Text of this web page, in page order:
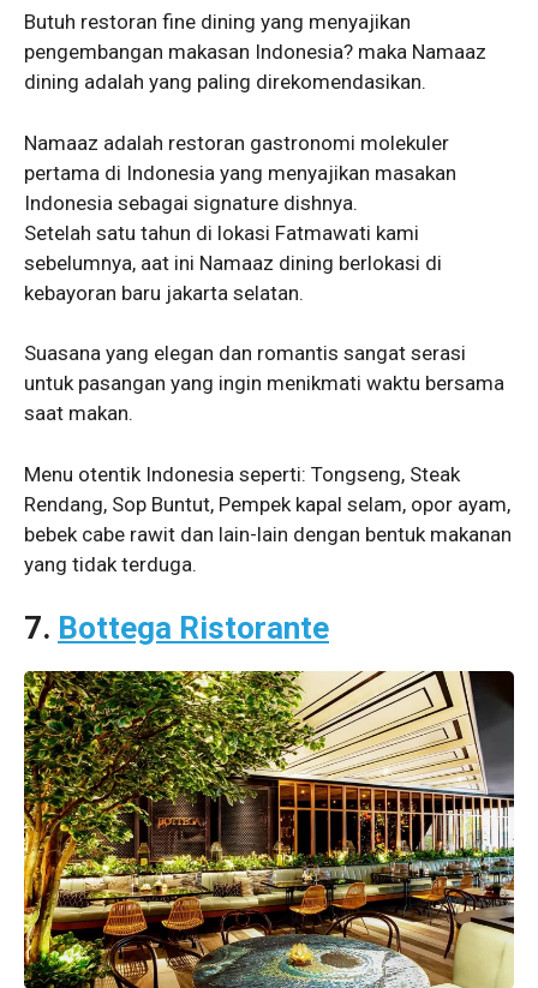
Butuh restoran fine dining yang menyajikan
pengembangan makasan Indonesia? maka Namaaz
dining adalah yang paling direkomendasikan.
Namaaz adalah restoran gastronomi molekuler
pertama di Indonesia yang menyajikan masakan
Indonesia sebagai signature dishnya.
Setelah satu tahun di lokasi Fatmawati kami
sebelumnya, aat ini Namaaz dining berlokasi di
kebayoran baru jakarta selatan.
Suasana yang elegan dan romantis sangat serasi
untuk pasangan yang ingin menikmati waktu bersama
saat makan.
Menu otentik Indonesia seperti: Tongseng, Steak
Rendang, Sop Buntut, Pempek kapal selam, opor ayam,
bebek cabe rawit dan lain-lain dengan bentuk makanan
yang tidak terduga.
7. Bottega Ristorante